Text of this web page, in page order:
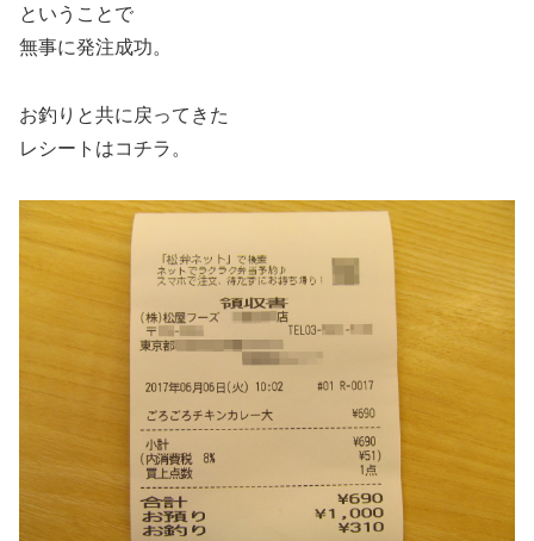
ということで
無事に発注成功。
お釣りと共に戻ってきた
レシートはコチラ。